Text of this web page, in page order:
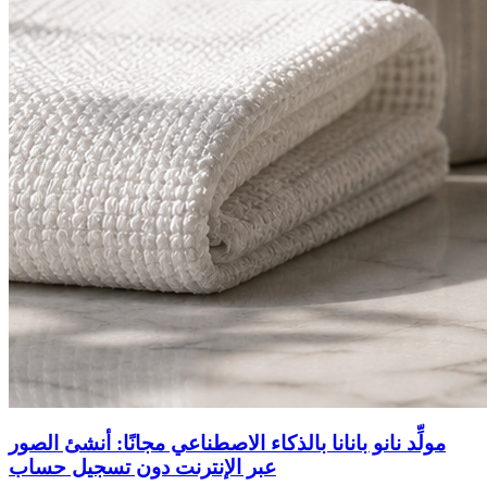
مولِّد نانو بانانا بالذكاء الاصطناعي مجانًا: أنشئ الصور
عبر الإنترنت دون تسجيل حساب